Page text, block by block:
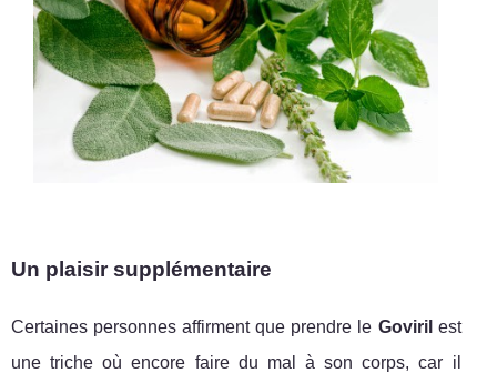
Un plaisir supplémentaire
Certaines personnes affirment que prendre le Goviril est
une triche où encore faire du mal à son corps, car il